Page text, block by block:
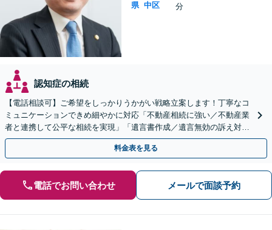
県 中区
分
認知症の相続
【電話相談可】ご希望をしっかりうかがい戦略立案します！丁寧なコ
ミュニケーションできめ細やかに対応「不動産相続に強い／不動産業
者と連携して公平な相続を実現」「遺言書作成／遺言無効の訴え対応
可」【完全個室対応】【バリアフリー】
料金表を見る
電話でお問い合わせ メールで面談予約